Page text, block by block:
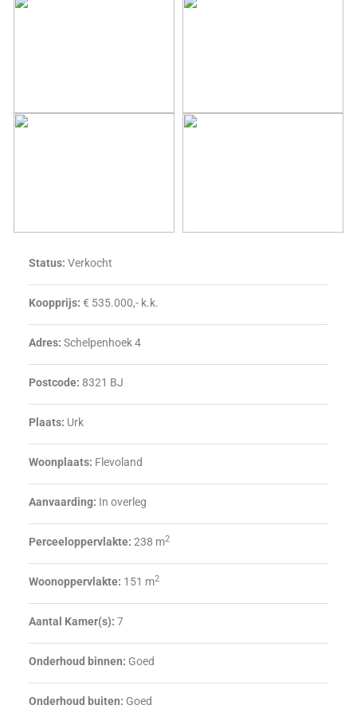
Status: Verkocht
Koopprijs: € 535.000,- k.k.
Adres: Schelpenhoek 4
Postcode: 8321 BJ
Plaats: Urk
Woonplaats: Flevoland
Aanvaarding: In overleg
Perceeloppervlakte: 238 m2
Woonoppervlakte: 151 m2
Aantal Kamer(s): 7
Onderhoud binnen: Goed
Onderhoud buiten: Goed